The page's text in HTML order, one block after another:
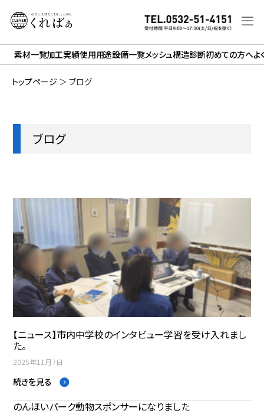
素材一覧加工実績使用用途設備一覧メッシュ構造診断初めての方へよ
トップページ ＞ ブログ
ブログ
【ニュース】市内中学校のインタビュー学習を受け入れまし
た。
2025年11月7日
続きを見る
のんほいパーク動物スポンサーになりました